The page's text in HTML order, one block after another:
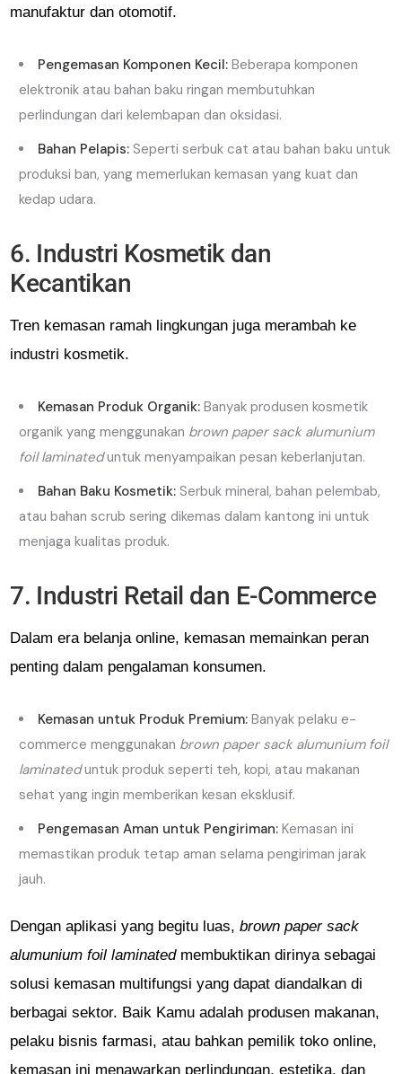
manufaktur dan otomotif.
Pengemasan Komponen Kecil: Beberapa komponen
elektronik atau bahan baku ringan membutuhkan
perlindungan dari kelembapan dan oksidasi.
Bahan Pelapis: Seperti serbuk cat atau bahan baku untuk
produksi ban, yang memerlukan kemasan yang kuat dan
kedap udara.
6. Industri Kosmetik dan
Kecantikan
Tren kemasan ramah lingkungan juga merambah ke
industri kosmetik.
Kemasan Produk Organik: Banyak produsen kosmetik
organik yang menggunakan brown paper sack alumunium
foil laminateduntuk menyampaikan pesan keberlanjutan.
Bahan Baku Kosmetik: Serbuk mineral, bahan pelembab,
atau bahan scrub sering dikemas dalam kantong ini untuk
menjaga kualitas produk.
7. Industri Retail dan E-Commerce
Dalam era belanja online, kemasan memainkan peran
penting dalam pengalaman konsumen.
Kemasan untuk Produk Premium: Banyak pelaku e-
commerce menggunakan brown paper sack alumunium foil
laminateduntuk produk seperti teh, kopi, atau makanan
sehat yang ingin memberikan kesan eksklusif.
Pengemasan Aman untuk Pengiriman: Kemasan ini
memastikan produk tetap aman selama pengiriman jarak
jauh.
Dengan aplikasi yang begitu luas,brown paper sack
alumunium foil laminatedmembuktikan dirinya sebagai
solusi kemasan multifungsi yang dapat diandalkan di
berbagai sektor. Baik Kamu adalah produsen makanan,
pelaku bisnis farmasi, atau bahkan pemilik toko online,
kemasan ini menawarkan perlindungan, estetika, dan